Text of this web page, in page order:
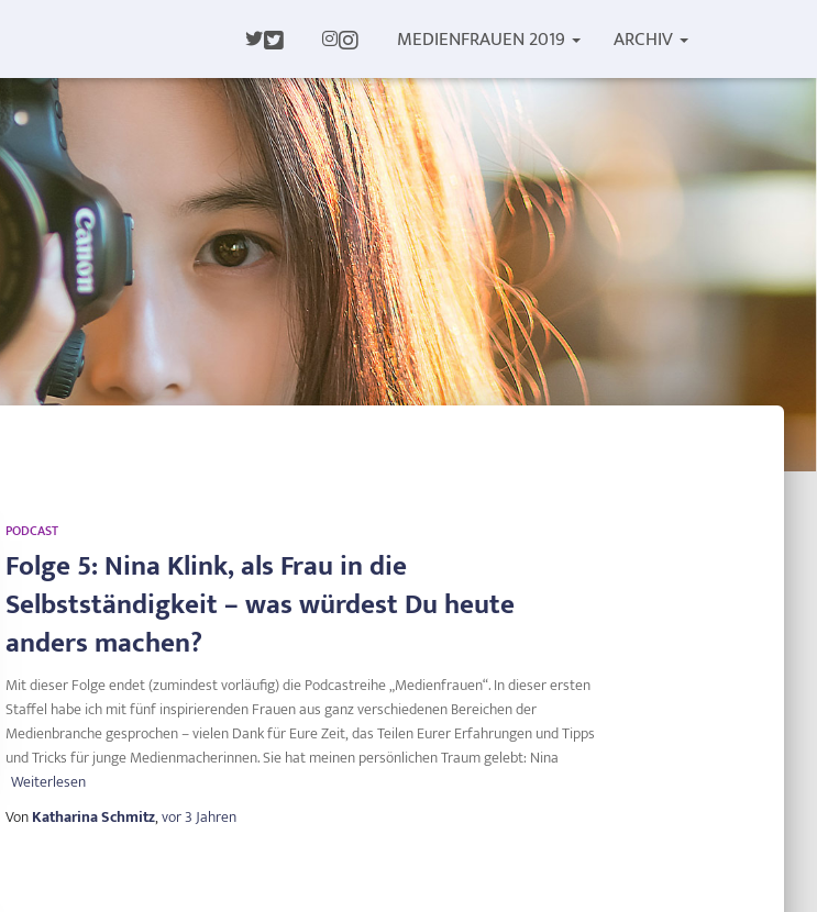
TWITTER INSTAGRAM
MEDIENFRAUEN 2019 ARCHIV
Beruf
PODCAST
Folge 5: Nina Klink, als Frau in die
Selbstständigkeit – was würdest Du heute
anders machen?
Mit dieser Folge endet (zumindest vorläufig) die Podcastreihe „Medienfrauen“. In dieser ersten
Staffel habe ich mit fünf inspirierenden Frauen aus ganz verschiedenen Bereichen der
Medienbranche gesprochen – vielen Dank für Eure Zeit, das Teilen Eurer Erfahrungen und Tipps
und Tricks für junge Medienmacherinnen. Sie hat meinen persönlichen Traum gelebt: Nina
Weiterlesen
VonKatharina Schmitz,vor3 Jahren